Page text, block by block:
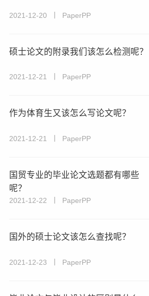
2021-12-20 丨 PaperPP
硕士论文的附录我们该怎么检测呢？
2021-12-21 丨 PaperPP
作为体育生又该怎么写论文呢？
2021-12-21 丨 PaperPP
国贸专业的毕业论文选题都有哪些
呢？
2021-12-22 丨 PaperPP
国外的硕士论文该怎么查找呢？
2021-12-23 丨 PaperPP